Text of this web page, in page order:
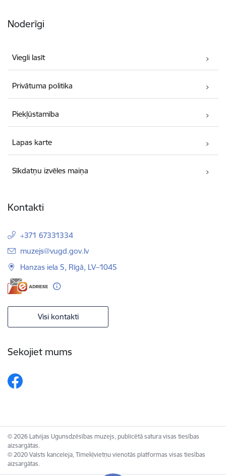
Noderīgi
Viegli lasīt
Privātuma politika
Piekļūstamība
Lapas karte
Sīkdatņu izvēles maiņa
Kontakti
+371 67331334
E-pasts:
muzejs@vugd.gov.lv
Hanzas iela 5, Rīgā, LV–1045
Visi kontakti
Sekojiet mums
© 2026 Latvijas Ugunsdzēsības muzejs, publicētā satura visas tiesības
aizsargātas.
© 2020 Valsts kanceleja, Tīmekļvietņu vienotās platformas visas tiesības
aizsargātas.